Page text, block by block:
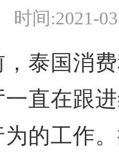
时间:2021-
国消费
直在跟
的工作